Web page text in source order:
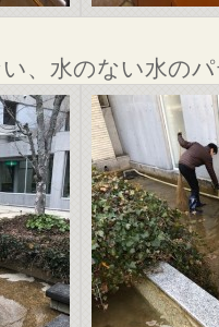
い、水のない水の